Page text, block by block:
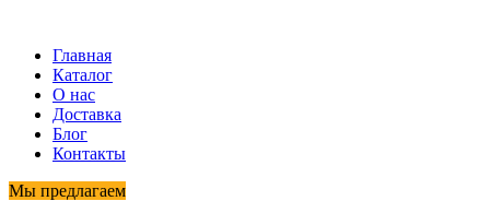
Главная
Каталог
О нас
Доставка
Блог
Контакты
Мы предлагаем